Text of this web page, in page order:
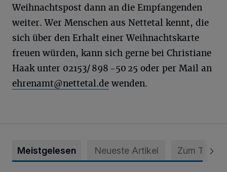
Weihnachtspost dann an die Empfangenden
weiter. Wer Menschen aus Nettetal kennt, die
sich über den Erhalt einer Weihnachtskarte
freuen würden, kann sich gerne bei Christiane
Haak unter 02153/ 898 -50 25 oder per Mail an
ehrenamt@nettetal.de wenden.
Meistgelesen Neueste Artikel Zum Thema